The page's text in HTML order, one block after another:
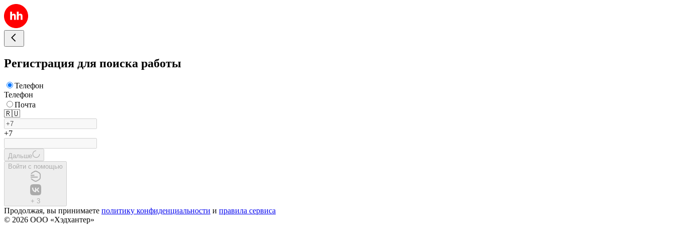
Регистрация для поиска работы
Телефон
Телефон
Почта
🇷🇺
+7
Дальше
Войти с помощью
+ 3
Продолжая, вы принимаете политику конфиденциальности и правила сервиса
© 2026 ООО «Хэдхантер»